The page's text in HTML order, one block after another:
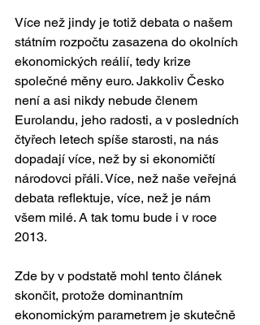
Více než jindy je totiž debata o našem
státním rozpočtu zasazena do okolních
ekonomických reálií, tedy krize
společné měny euro. Jakkoliv Česko
není a asi nikdy nebude členem
Eurolandu, jeho radosti, a v posledních
čtyřech letech spíše starosti, na nás
dopadají více, než by si ekonomičtí
národovci přáli. Více, než naše veřejná
debata reflektuje, více, než je nám
všem milé. A tak tomu bude i v roce
2013.
Zde by v podstatě mohl tento článek
skončit, protože dominantním
ekonomickým parametrem je skutečně